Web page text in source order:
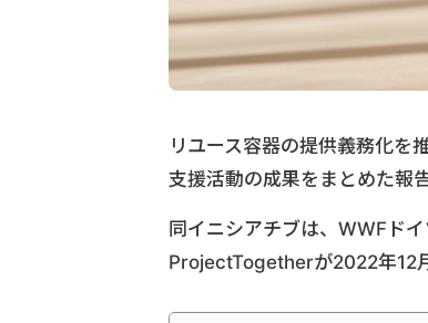
リユース容器の提供義務化
支援活動の成果をまとめた報
同イニシアチブは、WWFド
ProjectTogetherが2022年12